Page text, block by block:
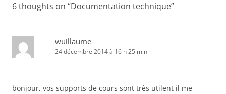
6 thoughts on “Documentation technique”
wuillaume
24 décembre 2014 à 16 h 25 min
bonjour, vos supports de cours sont très utilent il me